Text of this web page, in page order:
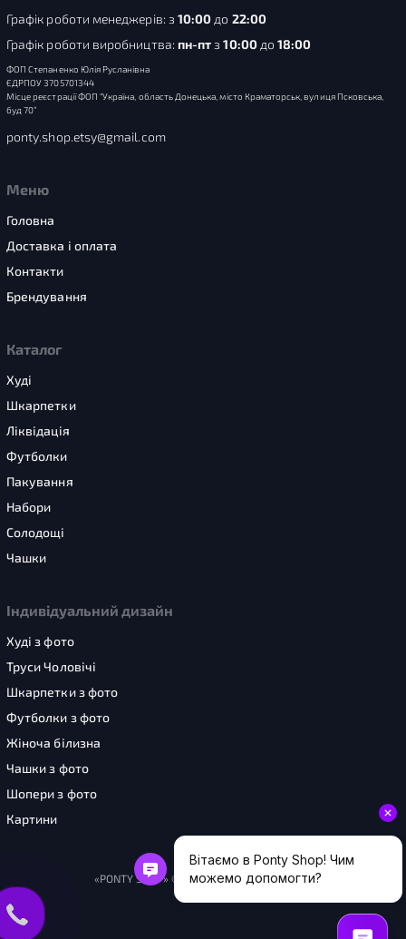
Графік роботи менеджерів: з 10:00 до 22:00
Графік роботи виробництва: пн-пт з10:00до18:00
ФОП Степаненко Юлія Русланівна
ЄДРПОУ 3705701344
Місце реєстрації ФОП “Україна, область Донецька, місто Краматорськ, вулиця Псковська,
буд 70”
ponty.shop.etsy@gmail.com
Меню
Головна
Доставка і оплата
Контакти
Брендування
Каталог
Худі
Шкарпетки
Ліквідація
Футболки
Пакування
Набори
Солодощі
Чашки
Індивідуальний дизайн
Худі з фото
Труси Чоловічі
Шкарпетки з фото
Футболки з фото
Жіноча білизна
Чашки з фото
Шопери з фото
Картини
«PONTY SHOP» © 2026. Усі права захищені